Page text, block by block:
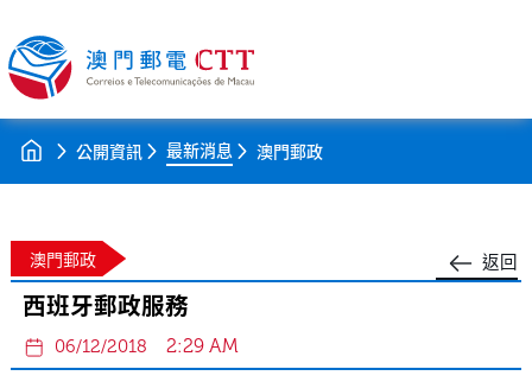
公開資訊 最新消息 澳門郵政
返回
澳門郵政
西班牙郵政服務
06/12/2018 2:29 AM